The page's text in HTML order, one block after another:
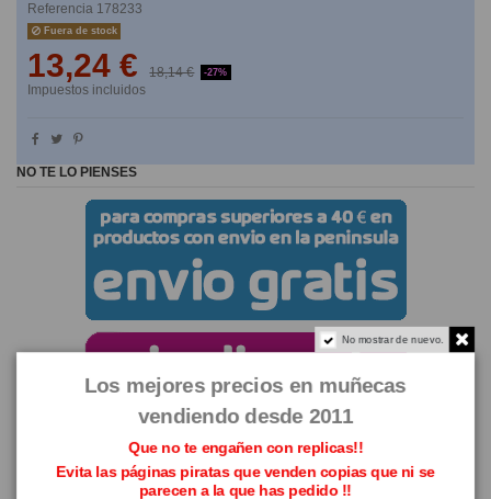
Referencia 178233
Fuera de stock
13,24 € 18,14 € -27%
Impuestos incluidos
NO TE LO PIENSES
No mostrar de nuevo.
Los mejores precios en muñecas
vendiendo desde 2011
Que no te engañen con replicas!!
Evita las páginas piratas que venden copias que ni se
parecen a la que has pedido !!